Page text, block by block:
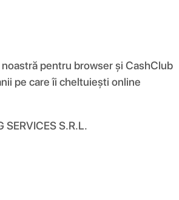
pentru browser și CashClub
pe care îi cheltuiești online
SERVICES S.R.L.